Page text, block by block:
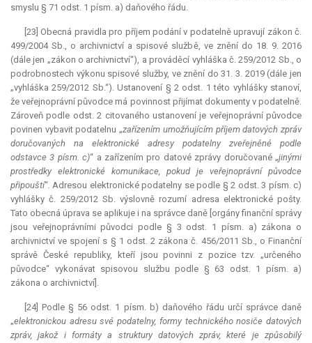
smyslu § 71 odst. 1 písm. a) daňového řádu.
[23] Obecná pravidla pro příjem podání v podatelně upravují zákon č.
499/2004 Sb., o archivnictví a spisové službě, ve znění do 18. 9. 2016
(dále jen „zákon o archivnictví“), a prováděcí vyhláška č. 259/2012 Sb., o
podrobnostech výkonu spisové služby, ve znění do 31. 3. 2019 (dále jen
„vyhláška 259/2012 Sb.“). Ustanovení § 2 odst. 1 této vyhlášky stanoví,
že veřejnoprávní původce má povinnost přijímat dokumenty v podatelně.
Zároveň podle odst. 2 citovaného ustanovení je veřejnoprávní původce
povinen vybavit podatelnu „zařízením umožňujícím příjem datových zpráv
doručovaných na elektronické adresy podatelny zveřejněné podle
odstavce 3 písm. c)“ a zařízením pro datové zprávy doručované „jinými
prostředky elektronické komunikace, pokud je veřejnoprávní původce
připouští“. Adresou elektronické podatelny se podle § 2 odst. 3 písm. c)
vyhlášky č. 259/2012 Sb. výslovně rozumí adresa elektronické pošty.
Tato obecná úprava se aplikuje i na správce daně [orgány finanční správy
jsou veřejnoprávními původci podle § 3 odst. 1 písm. a) zákona o
archivnictví ve spojení s § 1 odst. 2 zákona č. 456/2011 Sb., o Finanční
správě České republiky, kteří jsou povinni z pozice tzv. „určeného
původce“ vykonávat spisovou službu podle § 63 odst. 1 písm. a)
zákona o archivnictví].
[24] Podle § 56 odst. 1 písm. b) daňového řádu určí správce daně
„elektronickou adresu své podatelny, formy technického nosiče datových
zpráv, jakož i formáty a struktury datových zpráv, které je způsobilý